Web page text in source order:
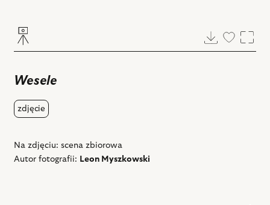
Pobierz
Dodaj
Wesele
zdjęcie
Na zdjęciu: scena zbiorowa
Autor fotografii: Leon Myszkowski